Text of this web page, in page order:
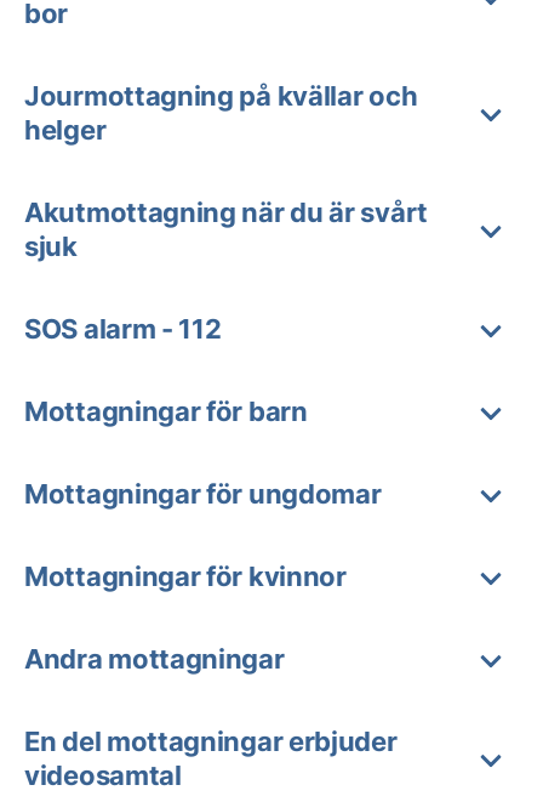
bor
Jourmottagning på kvällar och
helger
Akutmottagning när du är svårt
sjuk
SOS alarm - 112
Mottagningar för barn
Mottagningar för ungdomar
Mottagningar för kvinnor
Andra mottagningar
En del mottagningar erbjuder
videosamtal